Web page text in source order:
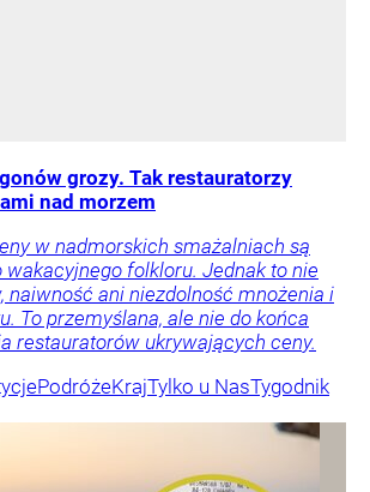
grozy. Tak restauratorzy
nad morzem
w nadmorskich smażalniach są
wakacyjnego folkloru. Jednak to nie
naiwność ani niezdolność mnożenia i
To przemyślana, ale nie do końca
restauratorów ukrywających ceny.
PodróżeKrajTylko u NasTygodnik